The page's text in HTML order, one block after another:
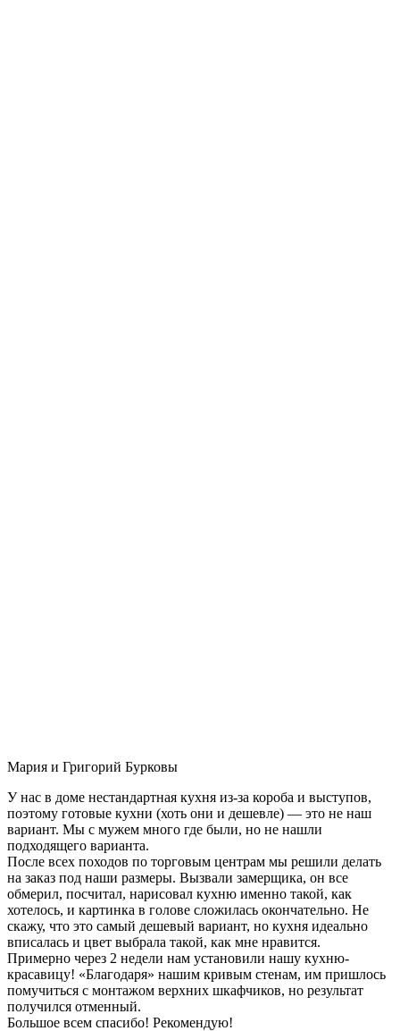
Мария и Григорий Бурковы
У нас в доме нестандартная кухня из-за короба и выступов,
поэтому готовые кухни (хоть они и дешевле) — это не наш
вариант. Мы с мужем много где были, но не нашли
подходящего варианта.
После всех походов по торговым центрам мы решили делать
на заказ под наши размеры. Вызвали замерщика, он все
обмерил, посчитал, нарисовал кухню именно такой, как
хотелось, и картинка в голове сложилась окончательно. Не
скажу, что это самый дешевый вариант, но кухня идеально
вписалась и цвет выбрала такой, как мне нравится.
Примерно через 2 недели нам установили нашу кухню-
красавицу! «Благодаря» нашим кривым стенам, им пришлось
помучиться с монтажом верхних шкафчиков, но результат
получился отменный.
Большое всем спасибо! Рекомендую!